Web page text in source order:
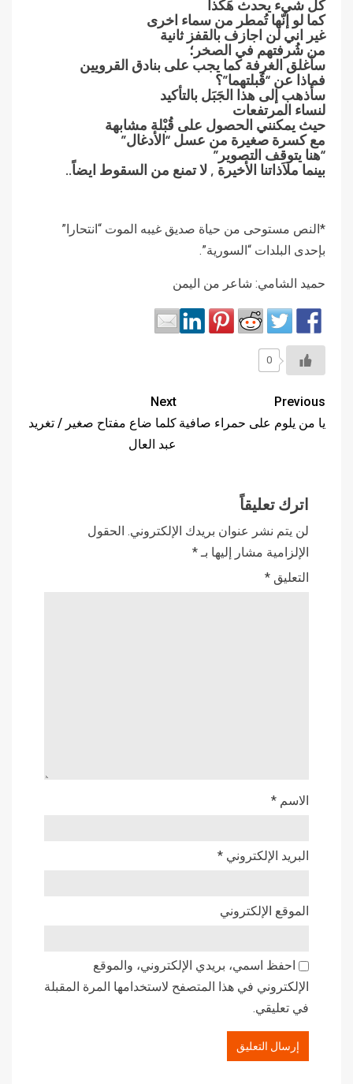
كل شيء يحدث هَكذا
كما لو إنّها تُمطر من سماء اخرى
غير اني لن اجازف بالقفز ثانية
من شُرفتهم في الصخر؛
سأغلق الغرفة كما يجب على بنادق القرويين
فماذا عن “قُبلتهما”؟
سأذهب إلى هذا الجَبَل بالتأكيد
لنساء المرتفعات
حيث يمكنني الحصول على قُبْلة مشابهة
مع كسرة صغيرة من عسل “الأدغال”
“هنا يتوقف التصوير”
بينما ملاَذاتنا الأخيرة , لا تمنع من السقوط ايضاً..
*النص مستوحى من حياة صديق غيبه الموت “انتحارا”
بإحدى البلدات “السورية”.
حميد الشامي: شاعر من اليمن
0
Previous
يا من يلوم على حمراء صافية
Next
كلما ضاع مفتاح صغير / تغريد
عبد العال
اترك تعليقاً
لن يتم نشر عنوان بريدك الإلكتروني. الحقول
الإلزامية مشار إليها بـ *
التعليق *
الاسم *
البريد الإلكتروني *
الموقع الإلكتروني
احفظ اسمي، بريدي الإلكتروني، والموقع
الإلكتروني في هذا المتصفح لاستخدامها المرة المقبلة
في تعليقي.